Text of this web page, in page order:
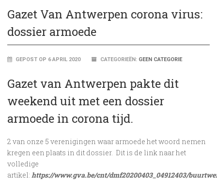
Gazet Van Antwerpen corona virus:
dossier armoede
GEPOST OP 6 APRIL 2020 CATEGORIEËN: GEEN CATEGORIE
Gazet van Antwerpen pakte dit
weekend uit met een dossier
armoede in corona tijd.
2 van onze 5 verenigingen waar armoede het woord nemen
kregen een plaats in dit dossier. Dit is de link naar het
volledige
artikel: https://www.gva.be/cnt/dmf20200403_04912403/